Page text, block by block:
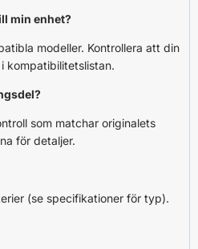
min enhet?
modeller. Kontrollera att din
kompatibilitetslistan.
som matchar originalets
för detaljer.
(se specifikationer för typ).